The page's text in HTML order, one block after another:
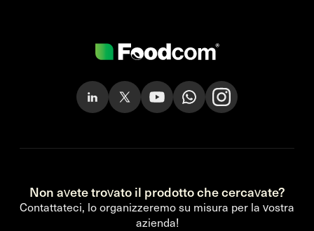
Non avete trovato il prodotto che cercavate?
Contattateci, lo organizzeremo su misura per la vostra
azienda!